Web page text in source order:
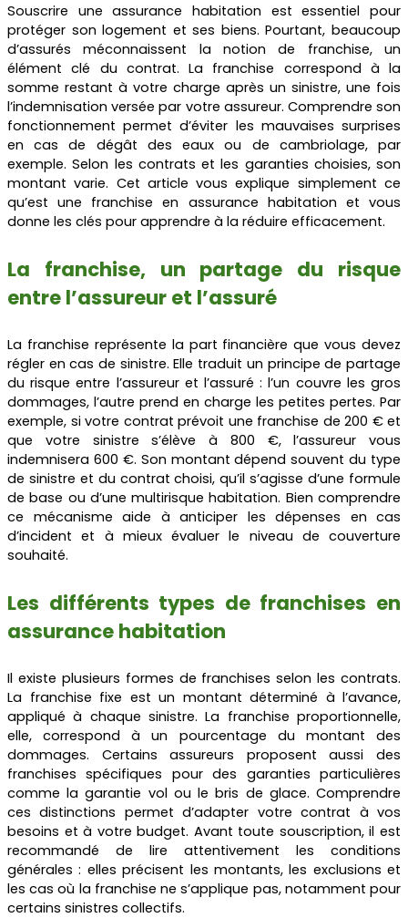
Souscrire une assurance habitation est essentiel pour
protéger son logement et ses biens. Pourtant, beaucoup
d’assurés méconnaissent la notion de franchise, un
élément clé du contrat. La franchise correspond à la
somme restant à votre charge après un sinistre, une fois
l’indemnisation versée par votre assureur. Comprendre son
fonctionnement permet d’éviter les mauvaises surprises
en cas de dégât des eaux ou de cambriolage, par
exemple. Selon les contrats et les garanties choisies, son
montant varie. Cet article vous explique simplement ce
qu’est une franchise en assurance habitation et vous
donne les clés pour apprendre à la réduire efficacement.
La franchise, un partage du risque
entre l’assureur et l’assuré
La franchise représente la part financière que vous devez
régler en cas de sinistre. Elle traduit un principe de partage
du risque entre l’assureur et l’assuré : l’un couvre les gros
dommages, l’autre prend en charge les petites pertes. Par
exemple, si votre contrat prévoit une franchise de 200 € et
que votre sinistre s’élève à 800 €, l’assureur vous
indemnisera 600 €. Son montant dépend souvent du type
de sinistre et du contrat choisi, qu’il s’agisse d’une formule
de base ou d’une multirisque habitation. Bien comprendre
ce mécanisme aide à anticiper les dépenses en cas
d’incident et à mieux évaluer le niveau de couverture
souhaité.
Les différents types de franchises en
assurance habitation
Il existe plusieurs formes de franchises selon les contrats.
La franchise fixe est un montant déterminé à l’avance,
appliqué à chaque sinistre. La franchise proportionnelle,
elle, correspond à un pourcentage du montant des
dommages. Certains assureurs proposent aussi des
franchises spécifiques pour des garanties particulières
comme la garantie vol ou le bris de glace. Comprendre
ces distinctions permet d’adapter votre contrat à vos
besoins et à votre budget. Avant toute souscription, il est
recommandé de lire attentivement les conditions
générales : elles précisent les montants, les exclusions et
les cas où la franchise ne s’applique pas, notamment pour
certains sinistres collectifs.